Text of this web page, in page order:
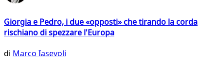
Giorgia e Pedro, i due «opposti» che tirando la corda
rischiano di spezzare l'Europa
di Marco Iasevoli